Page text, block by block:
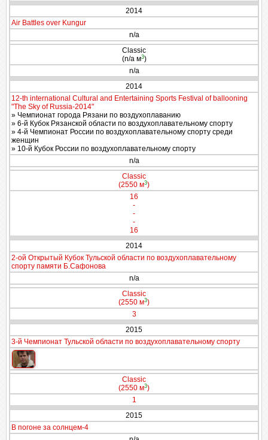
2014
Air Battles over Kungur
n/a
Classic
(n/a м3)
n/a
2014
12-th international Cultural and Entertaining Sports Festival of ballooning
"The Sky of Russia-2014"
» Чемпионат города Рязани по воздухоплаванию
» 6-й Кубок Рязанской области по воздухоплавательному спорту
» 4-й Чемпионат России по воздухоплавательному спорту среди
женщин
» 10-й Кубок России по воздухоплавательному спорту
n/a
Classic
(2550 м3)
16
-
-
-
16
2014
2-ой Открытый Кубок Тульской области по воздухоплавательному
спорту памяти Б.Сафонова
n/a
Classic
(2550 м3)
3
2015
3-й Чемпионат Тульской области по воздухоплавательному спорту
Classic
(2550 м3)
1
2015
В погоне за солнцем-4